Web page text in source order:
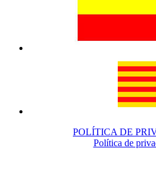
POLÍTICA DE
Política de